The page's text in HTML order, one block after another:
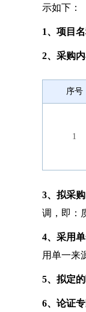
示如下：
1、项目名
2、采购
序号
1
3、拟采
调，即：
4、采用
用单一来
5、拟定
6、论证